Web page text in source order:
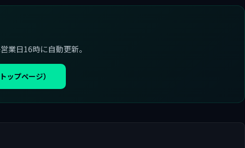
業日16時に自動更新。
ップページ）